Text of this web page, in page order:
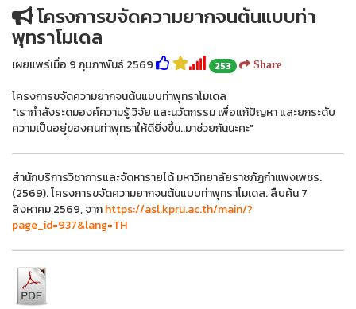
โครงการขจัดความยากจนต้นแบบท่า
พุทราโมเดล
เผยแพร่เมื่อ 9 กุมภาพันธ์ 2569 253 Share
โครงการขจัดความยากจนต้นแบบท่าพุทราโมเดล
"เรากำลังระดมองค์ความรู้ วิจัย และนวัตกรรม เพื่อแก้ปัญหา และยกระดับ
ความเป็นอยู่ของคนท่าพุทราให้ดียิ่งขึ้น..มาช่วยกันนะคะ"
สำนักบริการวิชาการและจัดหารายได้ มหาวิทยาลัยราชภัฏกำแพงเพชร.
(2569). โครงการขจัดความยากจนต้นแบบท่าพุทราโมเดล. สืบค้น 7
สิงหาคม 2569, จากhttps://asl.kpru.ac.th/main/?
page_id=937&lang=TH